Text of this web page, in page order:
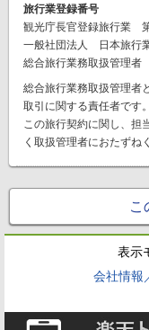
旅行業登録番号
観光庁長官登録旅行業
一般社団法人 日本旅行
総合旅行業務取扱管理
総合旅行業務取扱管理者
取引に関する責任者です。
この旅行契約に関し、担
く取扱管理者におたずね
こ
表示
会社情報